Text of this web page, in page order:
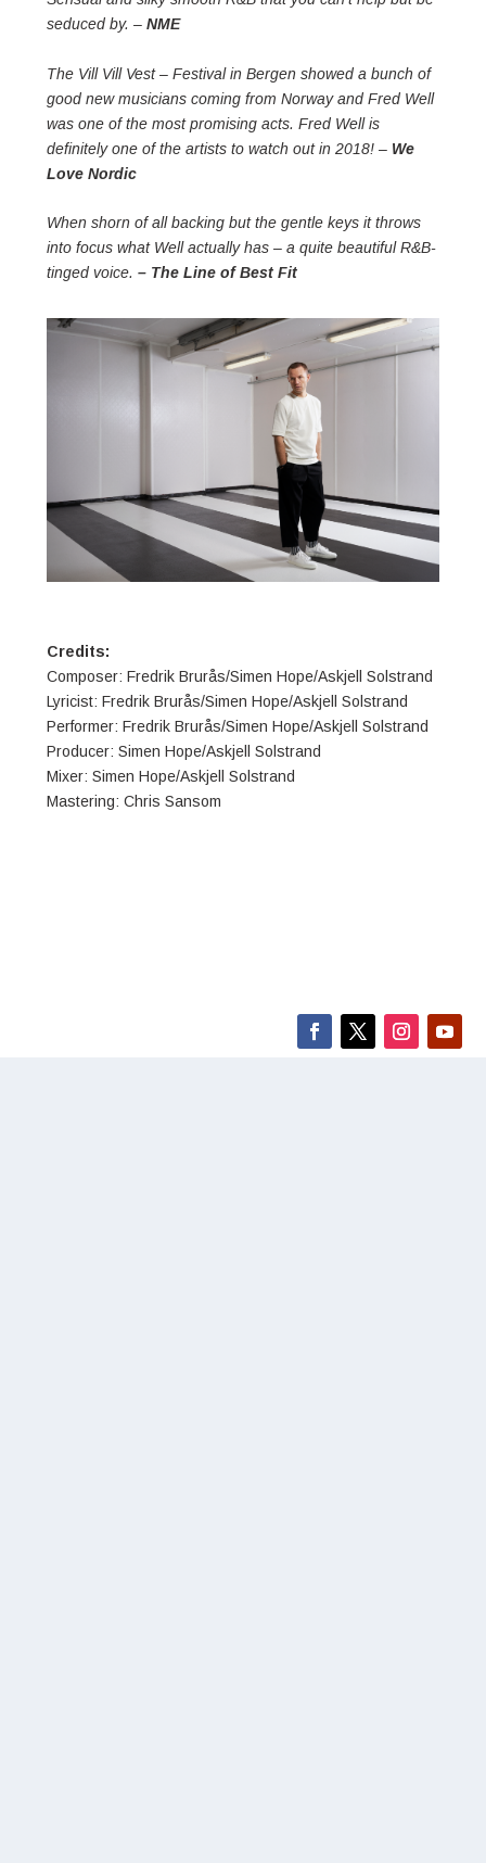
seduced by. – NME
The Vill Vill Vest – Festival in Bergen showed a bunch of
good new musicians coming from Norway and Fred Well
was one of the most promising acts. Fred Well is
definitely one of the artists to watch out in 2018! – We
Love Nordic
When shorn of all backing but the gentle keys it throws
into focus what Well actually has – a quite beautiful R&B-
tinged voice. – The Line of Best Fit
Credits:
Composer: Fredrik Brurås/Simen Hope/Askjell Solstrand
Lyricist: Fredrik Brurås/Simen Hope/Askjell Solstrand
Performer: Fredrik Brurås/Simen Hope/Askjell Solstrand
Producer: Simen Hope/Askjell Solstrand
Mixer: Simen Hope/Askjell Solstrand
Mastering: Chris Sansom